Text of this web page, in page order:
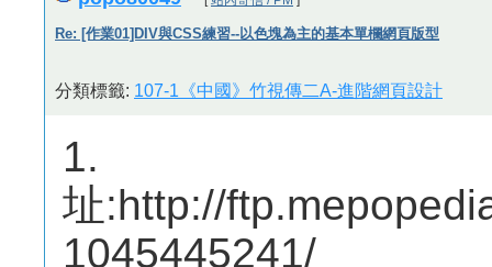
Re: [作業01]DIV與CSS練習--以色塊為主的基本單欄網頁版型
分類標籤: 107-1《中國》竹視傳二A-進階網頁設計
址:http://
1045445241/